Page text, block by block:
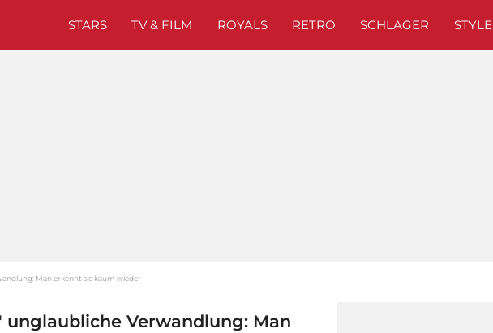
STARS TV & FILM ROYALS RETRO SCHLAGER STYLE
Man erkennt sie kaum wieder
unglaubliche Verwandlung: Man